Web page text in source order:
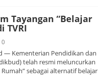
Tayangan “Belajar
TVRI
0
— Kementerian Pendidikan dan
telah resmi meluncurkan
sebagai alternatif belajar